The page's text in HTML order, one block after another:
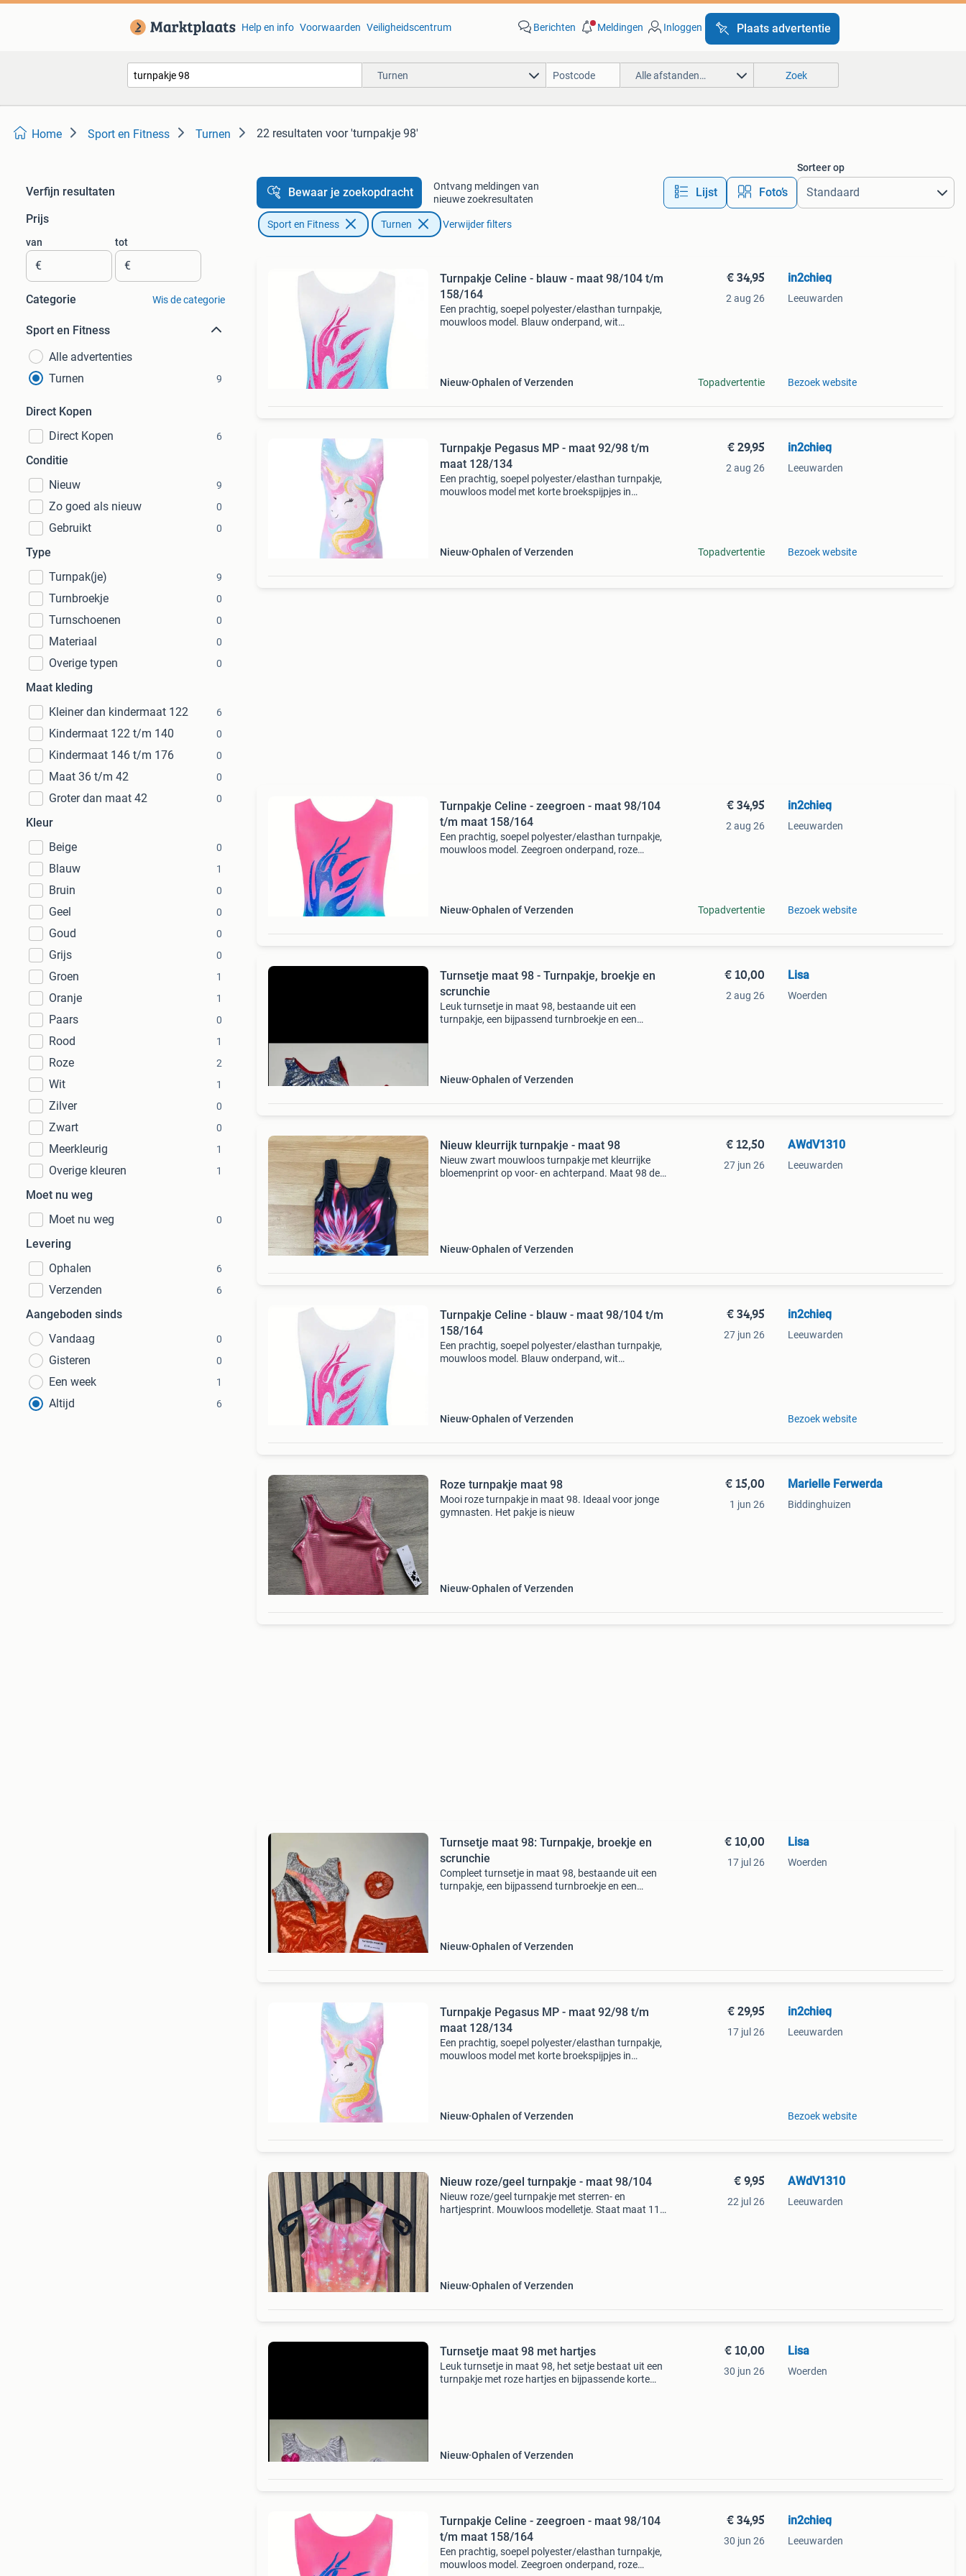
Help en info Voorwaarden Veiligheidscentrum Berichten Meldingen Inloggen Plaats advertentie
Turnen Alle afstanden… Zoek
Home Sport en Fitness Turnen 22 resultaten voor 'turnpakje 98'
Verfijn resultaten
Prijs
van
€
tot
€
Categorie Wis de categorie
Sport en Fitness
Alle advertenties
Turnen
9
Direct Kopen
Direct Kopen
6
Conditie
Nieuw
9
Zo goed als nieuw 0
Gebruikt 0
Type
Turnpak(je)
9
Turnbroekje 0
Turnschoenen 0
Materiaal 0
Overige typen 0
Maat kleding
Kleiner dan kindermaat 122
6
Kindermaat 122 t/m 140 0
Kindermaat 146 t/m 176 0
Maat 36 t/m 42 0
Groter dan maat 42 0
Kleur
Beige
0
Blauw 1
Bruin 0
Geel 0
Goud 0
Grijs 0
Groen 1
Oranje 1
Paars 0
Rood 1
Roze 2
Wit 1
Zilver 0
Zwart 0
Meerkleurig 1
Overige kleuren 1
Moet nu weg
Moet nu weg
0
Levering
Ophalen
6
Verzenden 6
Aangeboden sinds
Vandaag
0
Gisteren 0
Een week 1
Altijd 6
Bewaar je zoekopdracht
Ontvang meldingen van
nieuwe zoekresultaten
Lijst Foto’s
Sorteer op
Sport en Fitness Turnen Verwijder filters
Turnpakje Celine - blauw - maat 98/104 t/m
158/164
Een prachtig, soepel polyester/elasthan turnpakje,
mouwloos model. Blauw onderpand, wit
Nieuw Ophalen of Verzenden
€ 34,95
2 aug 26
Topadvertentie
in2chieq
Leeuwarden
Bezoek website
Turnpakje Pegasus MP - maat 92/98 t/m
maat 128/134
Een prachtig, soepel polyester/elasthan turnpakje,
mouwloos model met korte broekspijpjes in
Nieuw Ophalen of Verzenden
€ 29,95
2 aug 26
Topadvertentie
in2chieq
Leeuwarden
Bezoek website
Turnpakje Celine - zeegroen - maat 98/104
t/m maat 158/164
Een prachtig, soepel polyester/elasthan turnpakje,
mouwloos model. Zeegroen onderpand, roze
Nieuw Ophalen of Verzenden
€ 34,95
2 aug 26
Topadvertentie
in2chieq
Leeuwarden
Bezoek website
Turnsetje maat 98 - Turnpakje, broekje en
scrunchie
Leuk turnsetje in maat 98, bestaande uit een
turnpakje, een bijpassend turnbroekje en een
Nieuw Ophalen of Verzenden
€ 10,00
2 aug 26
Lisa
Woerden
Nieuw kleurrijk turnpakje - maat 98
Nieuw zwart mouwloos turnpakje met kleurrijke
bloemenprint op voor- en achterpand. Maat 98 de
Nieuw Ophalen of Verzenden
€ 12,50
27 jun 26
AWdV1310
Leeuwarden
Turnpakje Celine - blauw - maat 98/104 t/m
158/164
Een prachtig, soepel polyester/elasthan turnpakje,
mouwloos model. Blauw onderpand, wit
Nieuw Ophalen of Verzenden
€ 34,95
27 jun 26
in2chieq
Leeuwarden
Bezoek website
Roze turnpakje maat 98
Mooi roze turnpakje in maat 98. Ideaal voor jonge
gymnasten. Het pakje is nieuw
Nieuw Ophalen of Verzenden
€ 15,00
1 jun 26
Marielle Ferwerda
Biddinghuizen
Turnsetje maat 98: Turnpakje, broekje en
scrunchie
Compleet turnsetje in maat 98, bestaande uit een
turnpakje, een bijpassend turnbroekje en een
Nieuw Ophalen of Verzenden
€ 10,00
17 jul 26
Lisa
Woerden
Turnpakje Pegasus MP - maat 92/98 t/m
maat 128/134
Een prachtig, soepel polyester/elasthan turnpakje,
mouwloos model met korte broekspijpjes in
Nieuw Ophalen of Verzenden
€ 29,95
17 jul 26
in2chieq
Leeuwarden
Bezoek website
Nieuw roze/geel turnpakje - maat 98/104
Nieuw roze/geel turnpakje met sterren- en
hartjesprint. Mouwloos modelletje. Staat maat 110
Nieuw Ophalen of Verzenden
€ 9,95
22 jul 26
AWdV1310
Leeuwarden
Turnsetje maat 98 met hartjes
Leuk turnsetje in maat 98, het setje bestaat uit een
turnpakje met roze hartjes en bijpassende korte
Nieuw Ophalen of Verzenden
€ 10,00
30 jun 26
Lisa
Woerden
Turnpakje Celine - zeegroen - maat 98/104
t/m maat 158/164
Een prachtig, soepel polyester/elasthan turnpakje,
mouwloos model. Zeegroen onderpand, roze
€ 34,95
30 jun 26
in2chieq
Leeuwarden